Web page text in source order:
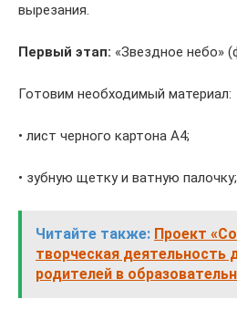
вырезания.
Первый этап: «Звездное небо»
Готовим необходимый материал:
• лист черного картона А4;
• зубную щетку и ватную палочку;
Читайте также: Проект
творческая деятельность
родителей в